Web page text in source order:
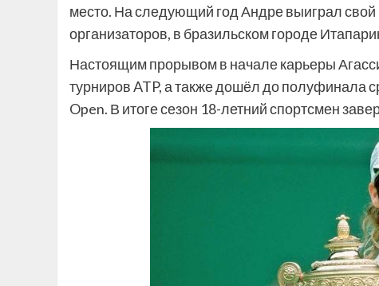
место. На следующий год Андре выиграл свой
организаторов, в бразильском городе
Настоящим прорывом в начале карьеры
турниров ATP, а также дошёл до полуфинала
Open. В итоге сезон 18-летний спортсмен